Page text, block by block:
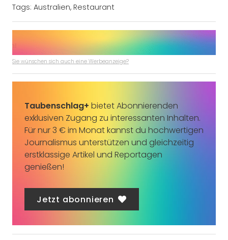
Tags: Australien, Restaurant
Sie wünschen sich auch eine Werbeanzeige?
Taubenschlag+ bietet Abonnierenden
exklusiven Zugang zu interessanten Inhalten.
Für nur 3 € im Monat kannst du hochwertigen
Journalismus unterstützen und gleichzeitig
erstklassige Artikel und Reportagen
genießen!
Jetzt abonnieren